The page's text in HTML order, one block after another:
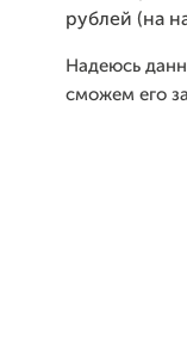
рублей (на
Надеюсь
сможем его